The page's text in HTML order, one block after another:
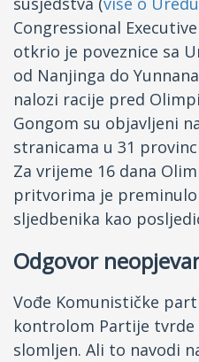
Congressional
otkrio je poveznice sa
od Nanjinga do
nalozi racije pred
Gongom su objavljeni
stranicama u 31
Za vrijeme 16 dana
pritvorima je preminulo
sljedbenika kao
Odgovor
Vođe Komunističke
kontrolom Partije tvrde
slomljen. Ali to navodi